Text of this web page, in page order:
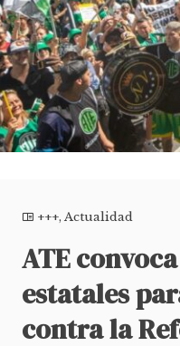
+++,Actualidad
ATE
estatales
contra la